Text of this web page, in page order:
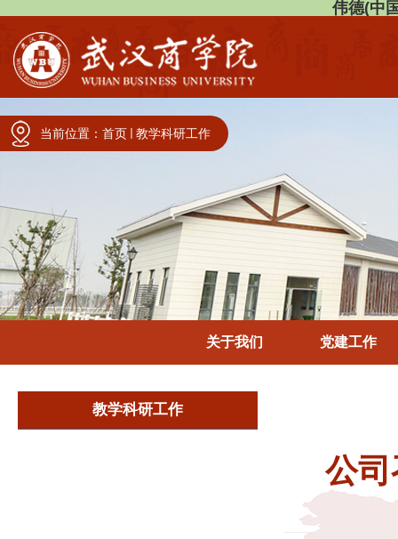
伟德(中
关于我们 党建工作
教学科研工作
公
当前位置： 首页 教学科研工作